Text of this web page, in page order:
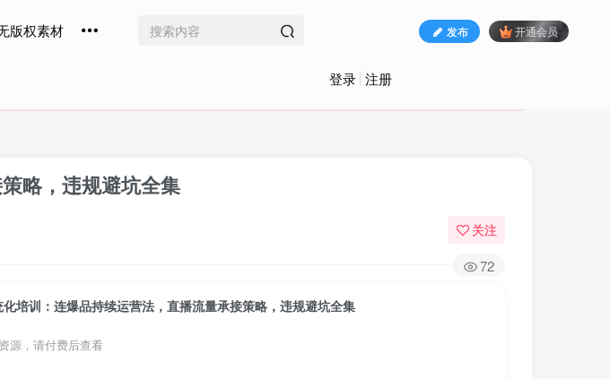
版权素材 发布 开通会员
登录 注册
略，违规避坑全集
关注
72
培训：连爆品持续运营法，直播流量承接策略，违规避坑全集
源，请付费后查看